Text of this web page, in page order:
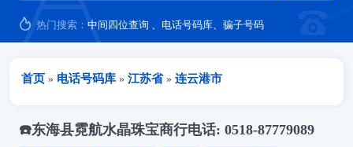
热门搜索：中间四位查询 、 电话号码库、骗子号码
当前位置
首页 » 电话号码库 » 江苏省 » 连云港市
☎️东海县霓航水晶珠宝商行电话: 0518-87779089